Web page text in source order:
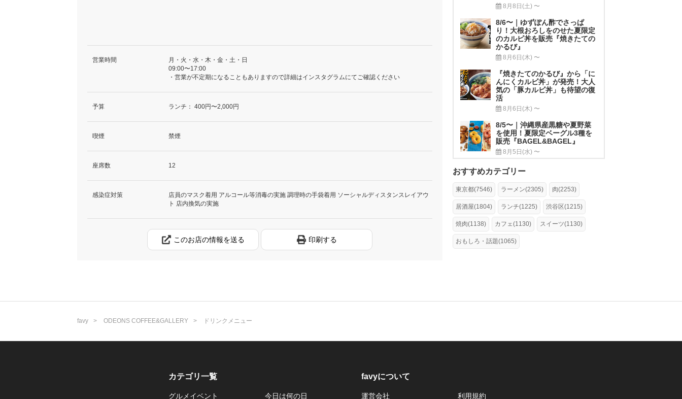
営業時間
月・火・水・木・金・土・日
09:00〜17:00
・営業が不定期になることもありますので詳細はインスタグラムにてご確認ください
予算 ランチ： 400円〜2,000円
喫煙 禁煙
座席数 12
感染症対策
店員のマスク着用 アルコール等消毒の実施 調理時の手袋着用 ソーシャルディスタンスレイアウ
ト 店内換気の実施
このお店の情報を送る 印刷する
8月8日(土) 〜
8/6〜｜ゆずぽん酢でさっぱ
り！大根おろしをのせた夏限定
のカルビ丼を販売『焼きたての
かるび』
8月6日(木) 〜
『焼きたてのかるび』から「に
んにくカルビ丼」が発売！大人
気の「豚カルビ丼」も待望の復
活
8月6日(木) 〜
8/5〜｜沖縄県産黒糖や夏野菜
を使用！夏限定ベーグル3種を
販売『BAGEL&BAGEL』
8月5日(水) 〜
おすすめカテゴリー
東京都(7546) ラーメン(2305) 肉(2253)
居酒屋(1804) ランチ(1225) 渋谷区(1215)
焼肉(1138) カフェ(1130) スイーツ(1130)
おもしろ・話題(1065)
favy ODEONS COFFEE&GALLERY ドリンクメニュー
カテゴリ一覧
グルメイベント 今日は何の日
favyについて
運営会社 利用規約